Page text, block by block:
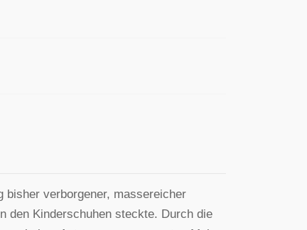
bisher verborgener, massereicher
den Kinderschuhen steckte. Durch die